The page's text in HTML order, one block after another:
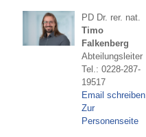
PD Dr. rer. nat.
Timo
Falkenberg
Abteilungsleiter
Tel.: 0228-287-
19517
Email schreiben
Zur
Personenseite